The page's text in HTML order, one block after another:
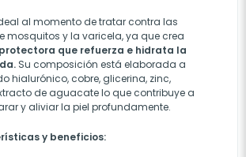
al momento de tratar contra las
mosquitos y la varicela, ya que crea
protectora que refuerza e hidrata la
Su composición está elaborada a
hialurónico, cobre, glicerina, zinc,
de aguacate lo que contribuye a
y aliviar la piel profundamente.
y beneficios: